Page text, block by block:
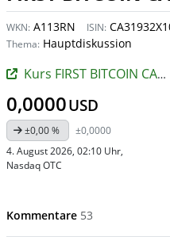
WKN: A113RN ISIN:
Thema: Hauptdiskussion
Kurs FIRST BITCOIN CAPIT.
0,0000USD
±0,00 %
±0,0000
4. August 2026, 02:10 Uhr,
Nasdaq OTC
Kommentare 53